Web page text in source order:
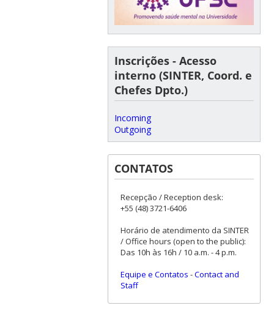
Inscrições - Acesso
interno (SINTER, Coord. e
Chefes Dpto.)
Incoming
Outgoing
CONTATOS
Recepção / Reception desk:
+55 (48) 3721-6406
Horário de atendimento da SINTER
/ Office hours (open to the public):
Das 10h às 16h / 10 a.m. - 4 p.m.
Equipe e Contatos -Contact and
Staff